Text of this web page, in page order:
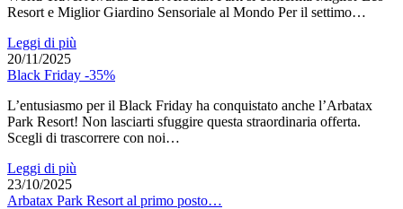
Resort e Miglior Giardino Sensoriale al Mondo Per il settimo…
Leggi di più
20/11/2025
Black Friday -35%
L’entusiasmo per il Black Friday ha conquistato anche l’Arbatax
Park Resort! Non lasciarti sfuggire questa straordinaria offerta.
Scegli di trascorrere con noi…
Leggi di più
23/10/2025
Arbatax Park Resort al primo posto…